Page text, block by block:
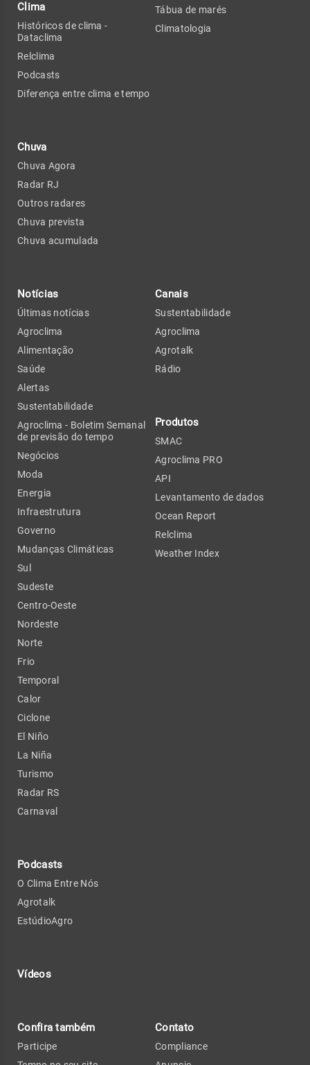
Clima
Históricos de clima -
Dataclima
Relclima
Podcasts
Diferença entre clima e tempo
Chuva
Chuva Agora
Radar RJ
Outros radares
Chuva prevista
Chuva acumulada
Tábua de marés
Climatologia
Notícias
Últimas notícias
Agroclima
Alimentação
Saúde
Alertas
Sustentabilidade
Agroclima - Boletim Semanal
de previsão do tempo
Negócios
Moda
Energia
Infraestrutura
Governo
Mudanças Climáticas
Sul
Sudeste
Centro-Oeste
Nordeste
Norte
Frio
Temporal
Calor
Ciclone
El Niño
La Niña
Turismo
Radar RS
Carnaval
Podcasts
O Clima Entre Nós
Agrotalk
EstúdioAgro
Vídeos
Canais
Sustentabilidade
Agroclima
Agrotalk
Rádio
Produtos
SMAC
Agroclima PRO
API
Levantamento de dados
Ocean Report
Relclima
Weather Index
Confira também
Participe
Contato
Compliance